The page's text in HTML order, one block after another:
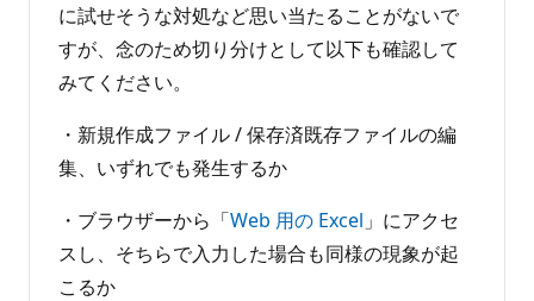
に試せそうな対処など思い当たることがないで
すが、念のため切り分けとして以下も確認して
みてください。
・新規作成ファイル / 保存済既存ファイルの編
集、いずれでも発生するか
・ブラウザーから「Web 用の Excel 」にアクセ
スし、そちらで入力した場合も同様の現象が起
こるか